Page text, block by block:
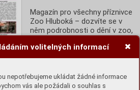
volitelných informací
nepotřebujeme ukládat žádné informace
vás ale požádali o souhlas s
Magazín pro všechny příznivce
Zoo Hluboká – dozvíte se v
něm podrobnosti o dění v zoo,
zvířatech i ochraně přírody.
Číst